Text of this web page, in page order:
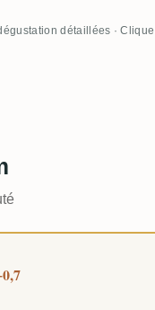
détaillées ·